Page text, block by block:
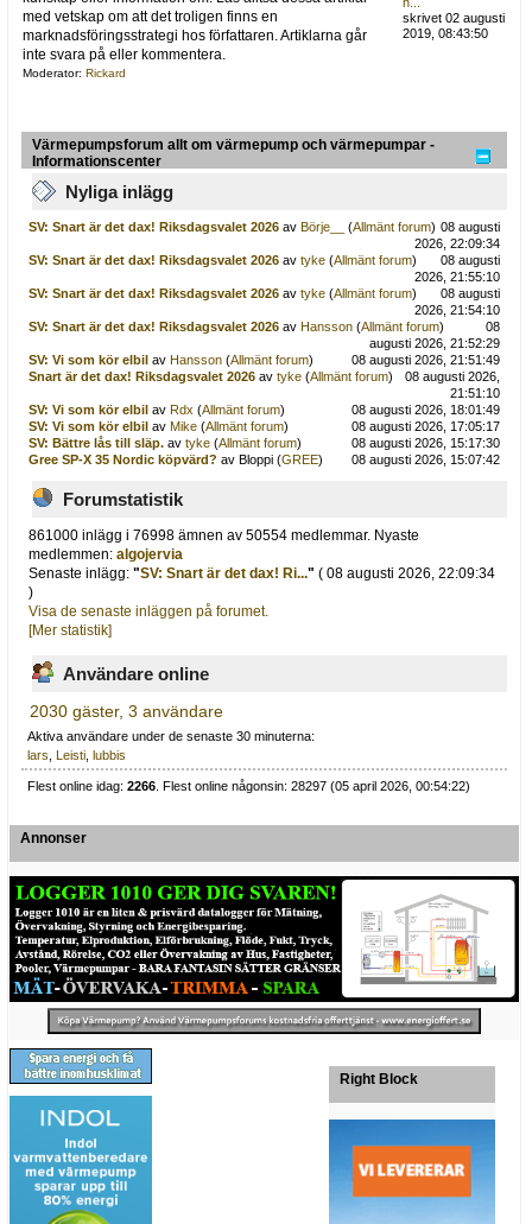
med vetskap om att det troligen finns en
marknadsföringsstrategi hos författaren. Artiklarna går
inte svara på eller kommentera.
Moderator: Rickard
skrivet 02 augusti
2019, 08:43:50
Värmepumpsforum allt om värmepump och värmepumpar -
Informationscenter
Nyliga inlägg
SV: Snart är det dax! Riksdagsvalet 2026av Börje__ (Allmänt forum) 08 augusti
2026, 22:09:34
SV: Snart är det dax! Riksdagsvalet 2026av tyke(Allmänt forum)
08 augusti
2026, 21:55:10
SV: Snart är det dax! Riksdagsvalet 2026av tyke(Allmänt forum)
08 augusti
2026, 21:54:10
SV: Snart är det dax! Riksdagsvalet 2026av Hansson(Allmänt forum)
08
augusti 2026, 21:52:29
SV: Vi som kör elbilav Hansson(Allmänt forum)
08 augusti 2026, 21:51:49
Snart är det dax! Riksdagsvalet 2026av tyke(Allmänt forum)
08 augusti 2026,
21:51:10
SV: Vi som kör elbilav Rdx (Allmänt forum)
08 augusti 2026, 18:01:49
SV: Vi som kör elbilav Mike(Allmänt forum)
08 augusti 2026, 17:05:17
SV: Bättre lås till släp. av tyke(Allmänt forum)
08 augusti 2026, 15:17:30
Gree SP-X 35 Nordic köpvärd? av Bloppi (GREE) 08 augusti 2026, 15:07:42
Forumstatistik
861000 inlägg i 76998 ämnen av 50554 medlemmar. Nyaste
medlemmen:algojervia
Senaste inlägg:"SV: Snart är det dax! Ri..." ( 08 augusti 2026, 22:09:34
)
Visa de senaste inläggen på forumet.
[Mer statistik]
Användare online
2030 gäster, 3 användare
Aktiva användare under de senaste 30 minuterna:
lars, Leisti, lubbis
Flest online idag:2266 . Flest online någonsin: 28297 (05 april 2026, 00:54:22)
Annonser
Right Block